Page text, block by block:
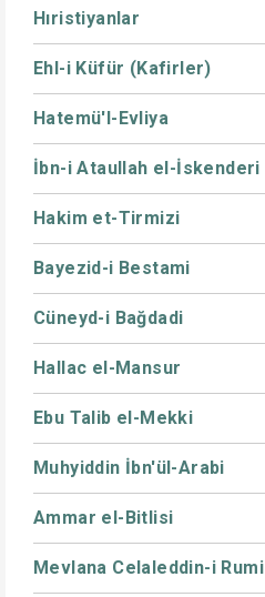
Hıristiyanlar
Ehl-i Küfür (Kafirler)
Hatemü'l-Evliya
İbn-i Ataullah el-İskenderi
Hakim et-Tirmizi
Bayezid-i Bestami
Cüneyd-i Bağdadi
Hallac el-Mansur
Ebu Talib el-Mekki
Muhyiddin İbn'ül-Arabi
Ammar el-Bitlisi
Mevlana Celaleddin-i Rumi